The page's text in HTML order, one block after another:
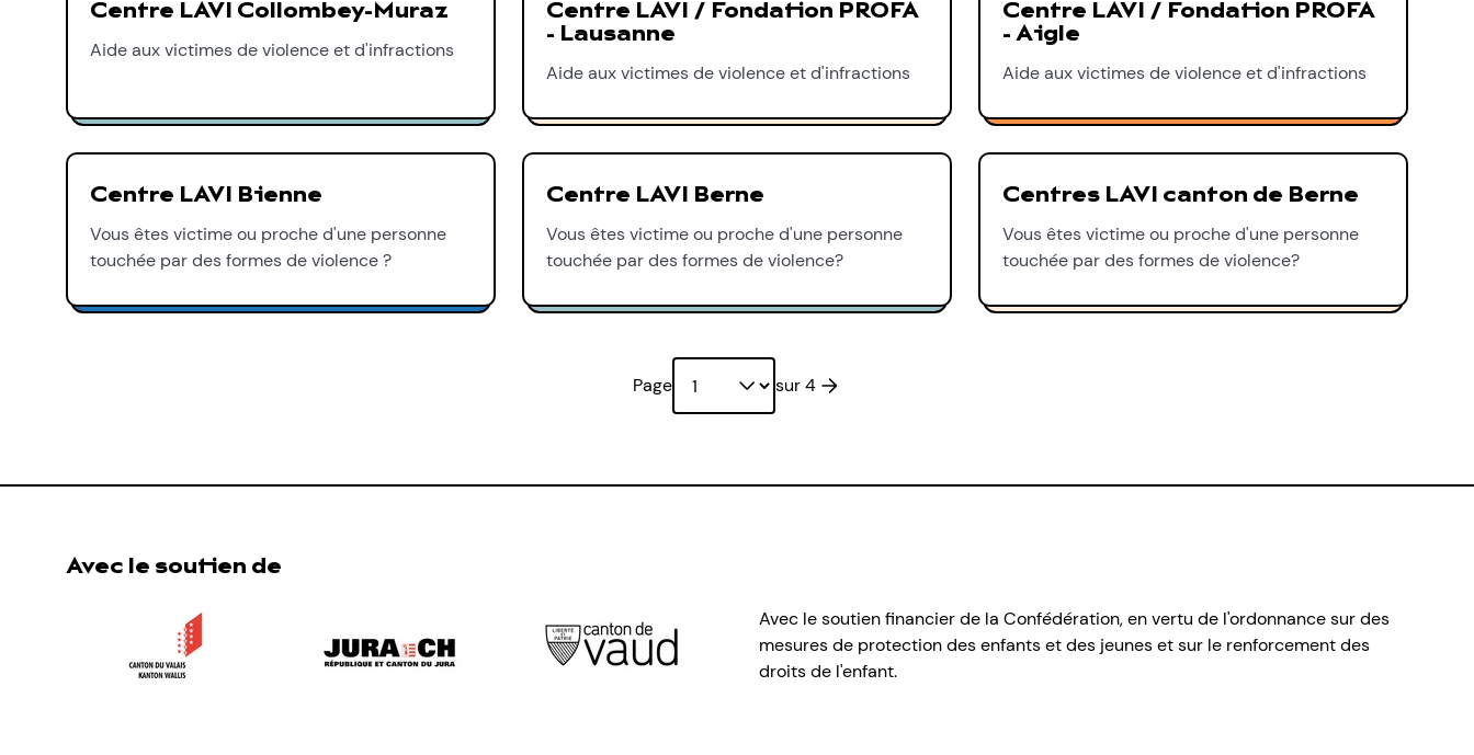
Centre LAVI Collombey-Muraz
Aide aux victimes de violence et d'infractions
Centre LAVI / Fondation PROFA
- Lausanne
Aide aux victimes de violence et d'infractions
Centre LAVI / Fondation PROFA
- Aigle
Aide aux victimes de violence et d'infractions
Centre LAVI Bienne
Vous êtes victime ou proche d'une personne
touchée par des formes de violence ?
Centre LAVI Berne
Vous êtes victime ou proche d'une personne
touchée par des formes de violence?
Centres LAVI canton de Berne
Vous êtes victime ou proche d'une personne
touchée par des formes de violence?
Page sur 4Page suivante
Avec le soutien de
Avec le soutien financier de la Confédération, en vertu de l'ordonnance sur des
mesures de protection des enfants et des jeunes et sur le renforcement des
droits de l'enfant.